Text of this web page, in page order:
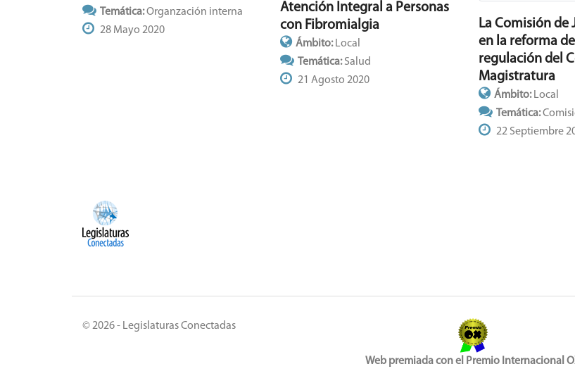
Temática:Organzación interna
28 Mayo 2020
Atención Integral a Personas
con Fibromialgia
Ámbito: Local
Temática:Salud
21 Agosto 2020
La Comisión de
en la reforma
regulación del
Magistratura
Ámbito: Local
Temática:
22 Septiembre
© 2026 - Legislaturas Conectadas
Web premiada con el Premio Internacional